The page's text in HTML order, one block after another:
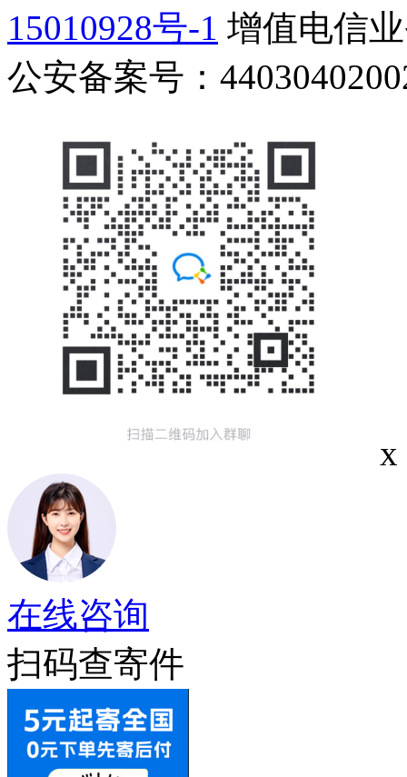
15010928号-1 增值电信
公安备案号：
x
在线咨询
扫码查寄件